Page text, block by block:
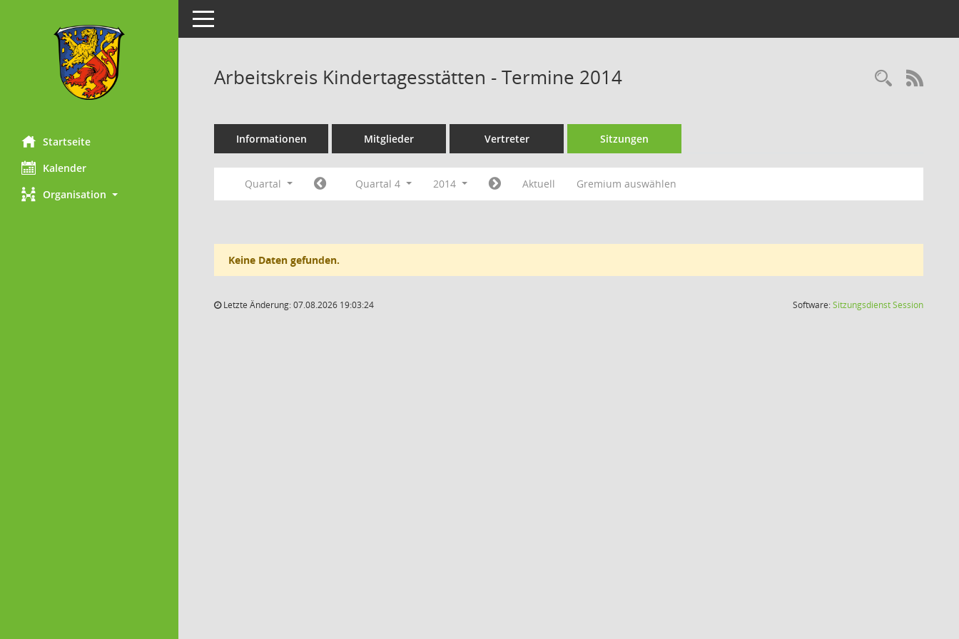
Startseite
Kalender
Organisation
Toggle navigation
Arbeitskreis Kindertagesstätten - Termine 2014
Informationen Mitglieder Vertreter Sitzungen
Quartal Quartal 4 2014 Aktuell Gremium auswählen
Keine Daten gefunden.
Letzte Änderung: 07.08.2026 19:03:24 Software:SitzungsdienstSession(Wird in